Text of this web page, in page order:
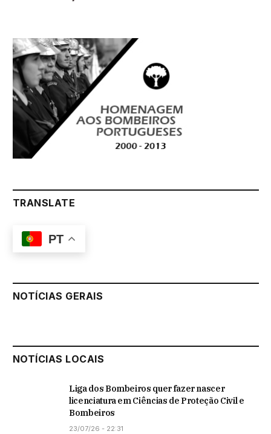
TRANSLATE
PT
NOTÍCIAS GERAIS
NOTÍCIAS LOCAIS
Liga dos Bombeiros quer fazer nascer
licenciatura em Ciências de Proteção Civil e
Bombeiros
23/07/26 - 22:31